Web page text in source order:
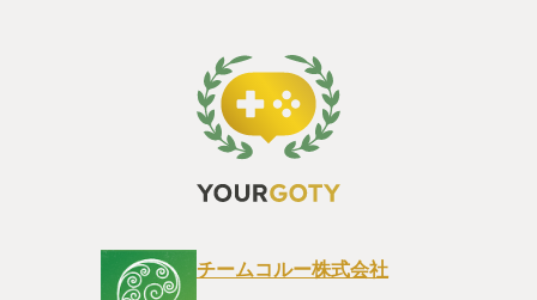
チームコルー株式会社